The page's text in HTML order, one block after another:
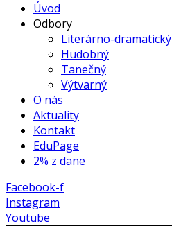
Úvod
Odbory
Literárno-dramatický
Hudobný
Tanečný
Výtvarný
O nás
Aktuality
Kontakt
EduPage
2% z dane
Facebook-f
Instagram
Youtube